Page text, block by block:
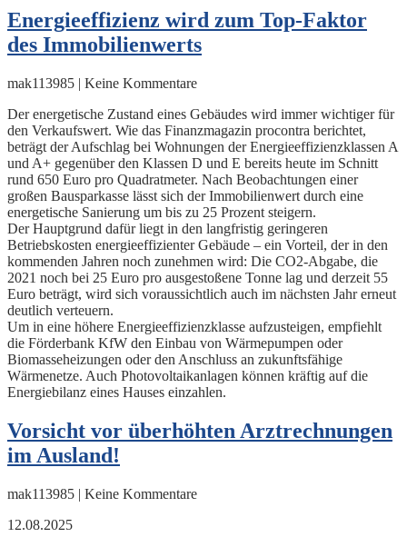
Energieeffizienz wird zum Top-Faktor
des Immobilienwerts
mak113985 | Keine Kommentare
Der energetische Zustand eines Gebäudes wird immer wichtiger für
den Verkaufswert. Wie das Finanzmagazin procontra berichtet,
beträgt der Aufschlag bei Wohnungen der Energieeffizienzklassen A
und A+ gegenüber den Klassen D und E bereits heute im Schnitt
rund 650 Euro pro Quadratmeter. Nach Beobachtungen einer
großen Bausparkasse lässt sich der Immobilienwert durch eine
energetische Sanierung um bis zu 25 Prozent steigern.
Der Hauptgrund dafür liegt in den langfristig geringeren
Betriebskosten energieeffizienter Gebäude – ein Vorteil, der in den
kommenden Jahren noch zunehmen wird: Die CO2-Abgabe, die
2021 noch bei 25 Euro pro ausgestoßene Tonne lag und derzeit 55
Euro beträgt, wird sich voraussichtlich auch im nächsten Jahr erneut
deutlich verteuern.
Um in eine höhere Energieeffizienzklasse aufzusteigen, empfiehlt
die Förderbank KfW den Einbau von Wärmepumpen oder
Biomasseheizungen oder den Anschluss an zukunftsfähige
Wärmenetze. Auch Photovoltaikanlagen können kräftig auf die
Energiebilanz eines Hauses einzahlen.
Vorsicht vor überhöhten Arztrechnungen
im Ausland!
mak113985 | Keine Kommentare
12.08.2025